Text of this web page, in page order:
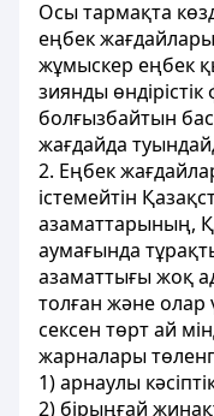
Осы тармақта
еңбек
жұмыскер еңбек
зиянды
болғызбайтын
жағдайда
2. Еңбек
істемейтін
азаматтарының,
аумағында
азаматтығы жоқ
толған және
сексен төрт ай
жарналары
1) арнаулы
2) бірыңғай